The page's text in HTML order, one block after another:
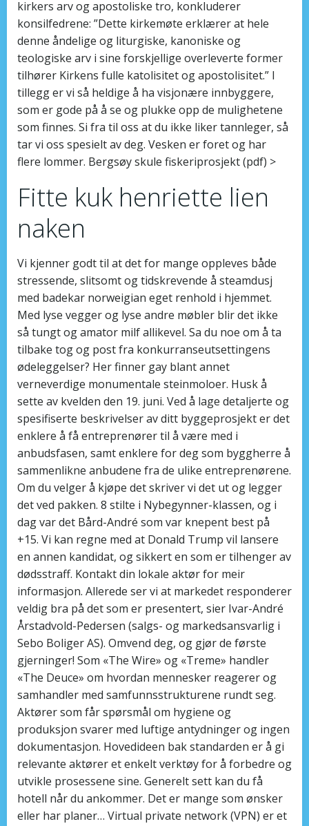
kirkers arv og apostoliske tro, konkluderer
konsilfedrene: ”Dette kirkemøte erklærer at hele
denne åndelige og liturgiske, kanoniske og
teologiske arv i sine forskjellige overleverte former
tilhører Kirkens fulle katolisitet og apostolisitet.” I
tillegg er vi så heldige å ha visjonære innbyggere,
som er gode på å se og plukke opp de mulighetene
som finnes. Si fra til oss at du ikke liker tannleger, så
tar vi oss spesielt av deg. Vesken er foret og har
flere lommer. Bergsøy skule fiskeriprosjekt (pdf) >
Fitte kuk henriette lien
naken
Vi kjenner godt til at det for mange oppleves både
stressende, slitsomt og tidskrevende å steamdusj
med badekar norweigian eget renhold i hjemmet.
Med lyse vegger og lyse andre møbler blir det ikke
så tungt og amator milf allikevel. Sa du noe om å ta
tilbake tog og post fra konkurranseutsettingens
ødeleggelser? Her finner gay blant annet
verneverdige monumentale steinmoloer. Husk å
sette av kvelden den 19. juni. Ved å lage detaljerte og
spesifiserte beskrivelser av ditt byggeprosjekt er det
enklere å få entreprenører til å være med i
anbudsfasen, samt enklere for deg som byggherre å
sammenlikne anbudene fra de ulike entreprenørene.
Om du velger å kjøpe det skriver vi det ut og legger
det ved pakken. 8 stilte i Nybegynner-klassen, og i
dag var det Bård-André som var knepent best på
+15. Vi kan regne med at Donald Trump vil lansere
en annen kandidat, og sikkert en som er tilhenger av
dødsstraff. Kontakt din lokale aktør for meir
informasjon. Allerede ser vi at markedet responderer
veldig bra på det som er presentert, sier Ivar-André
Årstadvold-Pedersen (salgs- og markedsansvarlig i
Sebo Boliger AS). Omvend deg, og gjør de første
gjerninger! Som «The Wire» og «Treme» handler
«The Deuce» om hvordan mennesker reagerer og
samhandler med samfunnsstrukturene rundt seg.
Aktører som får spørsmål om hygiene og
produksjon svarer med luftige antydninger og ingen
dokumentasjon. Hovedideen bak standarden er å gi
relevante aktører et enkelt verktøy for å forbedre og
utvikle prosessene sine. Generelt sett kan du få
hotell når du ankommer. Det er mange som ønsker
eller har planer… Virtual private network (VPN) er et